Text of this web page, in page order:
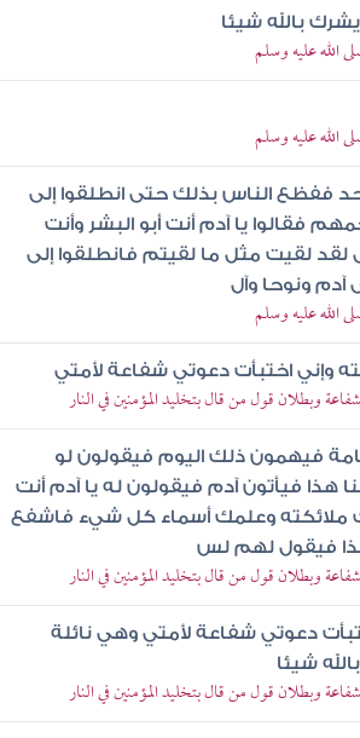
بالله شيئا
الله عليه وسلم
الله عليه وسلم
ففظع الناس بذلك حتى انطلقوا إلى
فقالوا يا آدم أنت أبو البشر وأنت
لقد لقيت مثل ما لقيتم فانطلقوا إلى
آدم ونوحا وآل
الله عليه وسلم
وإني اختبأت دعوتي شفاعة لأمتي
وبطلان قول من قال بتخليد المؤمنين في النار
فيهمون ذلك اليوم فيقولون لو
هذا فيأتون آدم فيقولون له يا آدم أنت
ملائكته وعلمك أسماء كل شيء فاشفع
هذا فيقول لهم لس
وبطلان قول من قال بتخليد المؤمنين في النار
دعوتي شفاعة لأمتي وهي نائلة
شيئا
وبطلان قول من قال بتخليد المؤمنين في النار